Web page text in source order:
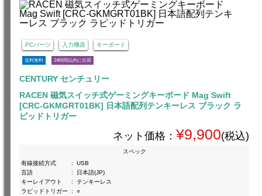
PCパーツ 入力機器 キーボード
送料無料 24時間以内に出荷
CENTURY センチュリー
RACEN 磁気スイッチ式ゲーミングキーボード Mag Swift
[CRC-GKMGRT01BK] 日本語配列テンキーレス ブラック ラ
ピッドトリガー
ネット価格： ¥9,900(税込)
スペック
有線接続方式
:
USB
言語
:
日本語(JP)
キーレイアウト
:
テンキーレス
ラピッドトリガー
:
○